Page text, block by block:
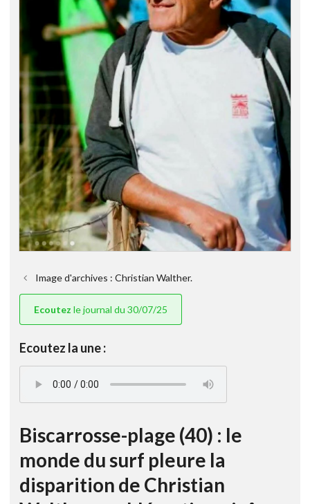
Image d'archives : Christian Walther.
Ecoutez le journal du 30/07/25
Ecoutez la une :
Biscarrosse-plage (40) : le
monde du surf pleure la
disparition de Christian